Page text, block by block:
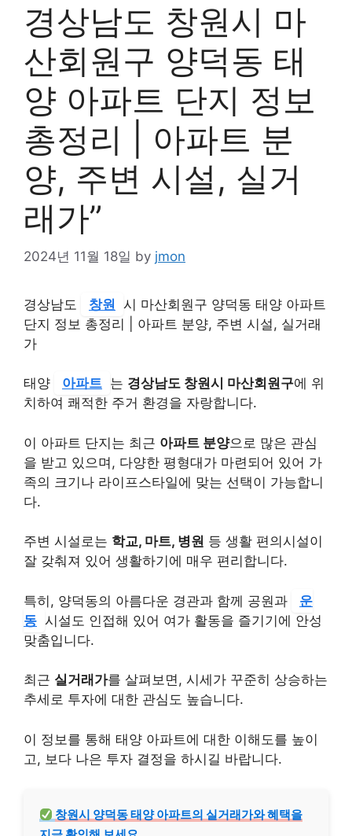
경상남도 창원시 마
산회원구 양덕동 태
양 아파트 단지 정보
총정리 | 아파트 분
양, 주변 시설, 실거
래가”
2024년 11월 18일 by jmon
경상남도 창원 시 마산회원구 양덕동 태양 아파트
단지 정보 총정리 | 아파트 분양, 주변 시설, 실거래
가
태양 아파트 는 경상남도 창원시 마산회원구에 위
치하여 쾌적한 주거 환경을 자랑합니다.
이 아파트 단지는 최근 아파트 분양으로 많은 관심
을 받고 있으며, 다양한 평형대가 마련되어 있어 가
족의 크기나 라이프스타일에 맞는 선택이 가능합니
다.
주변 시설로는 학교, 마트, 병원 등 생활 편의시설이
잘 갖춰져 있어 생활하기에 매우 편리합니다.
특히, 양덕동의 아름다운 경관과 함께 공원과
운
동 시설도 인접해 있어 여가 활동을 즐기기에 안성
맞춤입니다.
최근 실거래가를 살펴보면, 시세가 꾸준히 상승하는
추세로 투자에 대한 관심도 높습니다.
이 정보를 통해 태양 아파트에 대한 이해도를 높이
고, 보다 나은 투자 결정을 하시길 바랍니다.
창원시 양덕동 태양 아파트의 실거래가와 혜택을